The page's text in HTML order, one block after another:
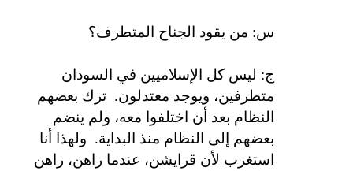
س: من يقود الجناح المتطرف؟
ج: ليس كل الإسلاميين في السودان
متطرفين، ويوجد معتدلون. ترك بعضهم
النظام بعد أن اختلفوا معه، ولم ينضم
بعضهم إلى النظام منذ البداية. ولهذا أنا
استغرب لأن قرايشن، عندما راهن، راهن